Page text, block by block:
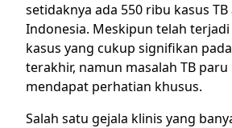
setidaknya ada 550 ribu kasus
Indonesia. Meskipun telah
kasus yang cukup signifikan
terakhir, namun masalah TB
mendapat perhatian khusus.
Salah satu gejala klinis yang